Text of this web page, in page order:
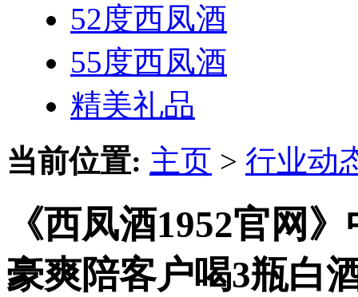
52度西凤酒
55度西凤酒
精美礼品
当前位置: 主页 > 行业动
《西凤酒1952官网
豪爽陪客户喝3瓶白